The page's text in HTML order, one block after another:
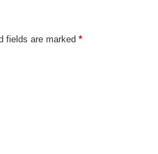
fields are marked *